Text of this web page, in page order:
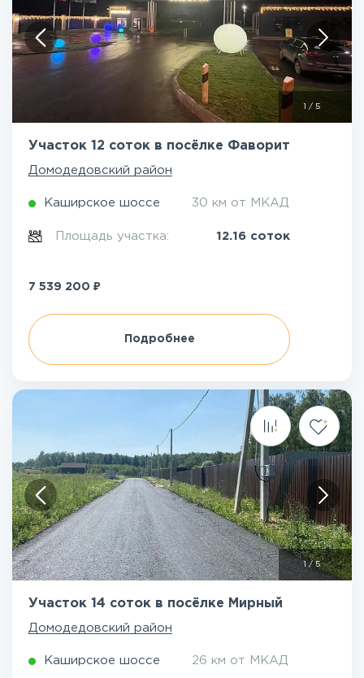
/ 5
Участок 12 соток в посёлке Фаворит
Домодедовский район
Каширское шоссе 30 км от МКАД
Площадь участка: 12.16 соток
7 539 200 ₽
Подробнее
1 /5
Участок 14 соток в посёлке Мирный
Домодедовский район
Каширское шоссе 26 км от МКАД